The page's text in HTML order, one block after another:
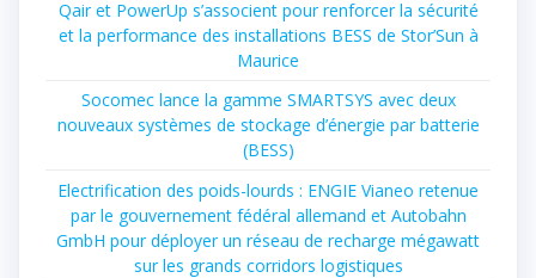
Qair et PowerUp s’associent pour renforcer la sécurité
et la performance des installations BESS de Stor’Sun à
Maurice
Socomec lance la gamme SMARTSYS avec deux
nouveaux systèmes de stockage d’énergie par batterie
(BESS)
Electrification des poids-lourds : ENGIE Vianeo retenue
par le gouvernement fédéral allemand et Autobahn
GmbH pour déployer un réseau de recharge mégawatt
sur les grands corridors logistiques